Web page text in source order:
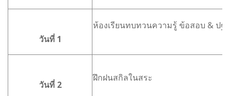
วันที่ 1
ห้องเรียนทบทวนความรู้ ข้อสอบ & ปฐ
วันที่ 2
ฝึกฝนสกิลในสระ